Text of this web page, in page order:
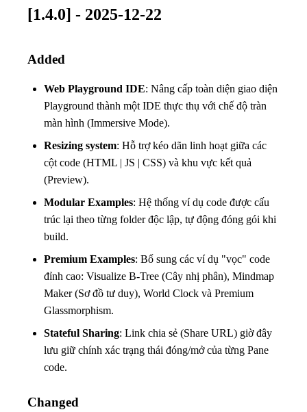
[1.4.0] - 2025-12-22
Added
Web Playground IDE: Nâng cấp toàn diện giao diện
Playground thành một IDE thực thụ với chế độ tràn
màn hình (Immersive Mode).
Resizing system: Hỗ trợ kéo dãn linh hoạt giữa các
cột code (HTML | JS | CSS) và khu vực kết quả
(Preview).
Modular Examples: Hệ thống ví dụ code được cấu
trúc lại theo từng folder độc lập, tự động đóng gói khi
build.
Premium Examples: Bổ sung các ví dụ "vọc" code
đỉnh cao: Visualize B-Tree (Cây nhị phân), Mindmap
Maker (Sơ đồ tư duy), World Clock và Premium
Glassmorphism.
Stateful Sharing: Link chia sẻ (Share URL) giờ đây
lưu giữ chính xác trạng thái đóng/mở của từng Pane
code.
Changed